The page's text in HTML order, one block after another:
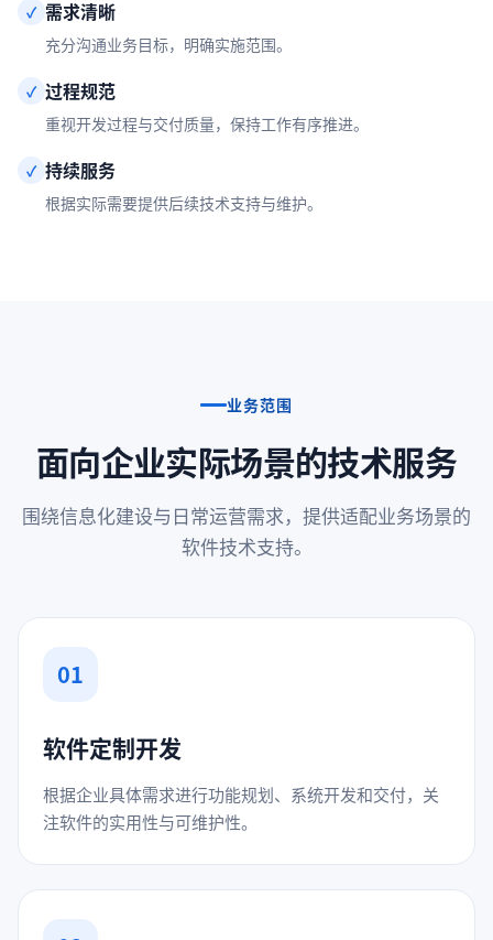
✓ 需求清晰
充分沟通业务目标，明确实施范围。
✓ 过程规范
重视开发过程与交付质量，保持工作有序推进。
✓ 持续服务
根据实际需要提供后续技术支持与维护。
业务范围
面向企业实际场景的技术服务
围绕信息化建设与日常运营需求，提供适配业务场景的
软件技术支持。
01
软件定制开发
根据企业具体需求进行功能规划、系统开发和交付，关
注软件的实用性与可维护性。